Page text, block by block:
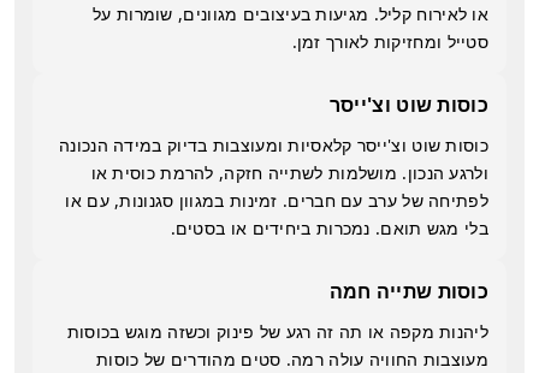
או לאירוח קליל. מגיעות בעיצובים מגוונים, שומרות על
סטייל ומחזיקות לאורך זמן.
כוסות שוט וצ'ייסר
כוסות שוט וצ'ייסר קלאסיות ומעוצבות בדיוק במידה הנכונה
ולרגע הנכון. מושלמות לשתייה חזקה, להרמת כוסית או
לפתיחה של ערב עם חברים. זמינות במגוון סגנונות, עם או
בלי מגש תואם. נמכרות ביחידים או בסטים.
כוסות שתייה חמה
ליהנות מקפה או תה זה רגע של פינוק וכשזה מוגש בכוסות
מעוצבות החוויה עולה רמה. סטים מהודרים של כוסות